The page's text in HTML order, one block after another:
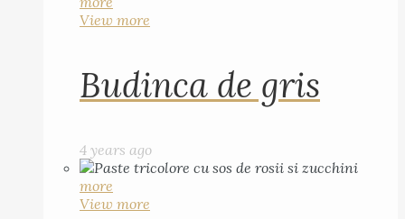
View more
Budinca de gris
4 years ago
more
View more